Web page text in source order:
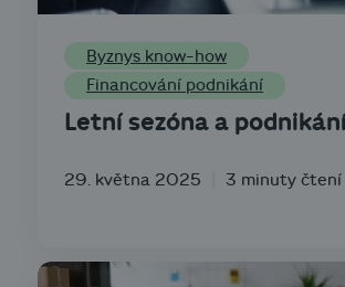
Byznys know-how
Financování podnikání
Letní sezóna a
29. května 2025 3 minuty čtení